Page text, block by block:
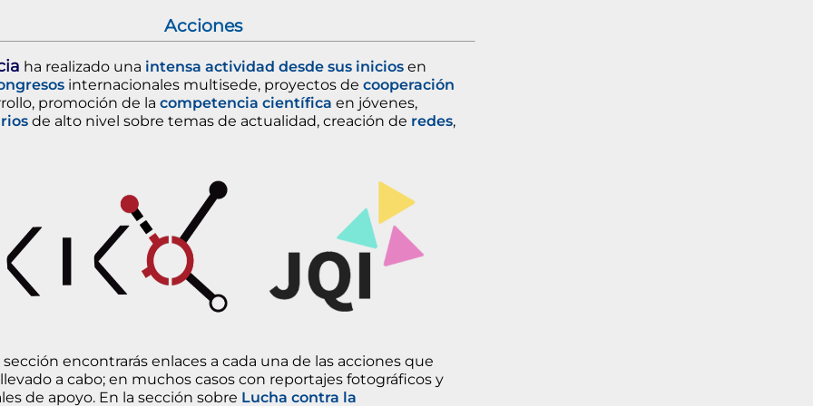
Acciones
ha realizado una intensa actividad desde sus inicios en
internacionales multisede, proyectos de cooperación
promoción de la competencia científica en jóvenes,
de alto nivel sobre temas de actualidad, creación de redes,
encontrarás enlaces a cada una de las acciones que
a cabo; en muchos casos con reportajes fotográficos y
de apoyo. En la sección sobre Lucha contra la